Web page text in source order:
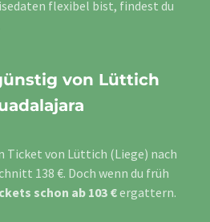
flexibel bist, findest du
von Lüttich
Ticket von Lüttich (Liege) nach
138 €. Doch wenn du früh
schon ab 103 €ergattern.